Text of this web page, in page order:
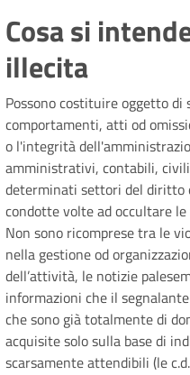
Cosa si
illecita
Possono costituire oggetto
comportamenti, atti od
o l'integrità
amministrativi, contabili,
determinati settori del diritto
condotte volte ad occultare
Non sono ricomprese tra le
nella gestione od
dell’attività, le notizie
informazioni che il
che sono già totalmente di
acquisite solo sulla base di
scarsamente attendibili (le c.d.